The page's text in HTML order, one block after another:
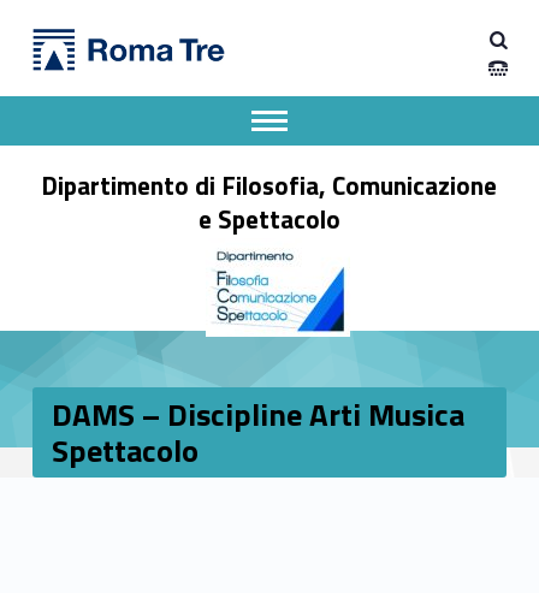
DAMS - Discipline Arti Musica Spettacolo - Dipartimento di Filosofia, Comunicazione e Spettacolo
Dipartimento di Filosofia, Comunicazione
e Spettacolo
Apri il menu secondario
Header info sidebar
DAMS – Discipline Arti Musica
Spettacolo